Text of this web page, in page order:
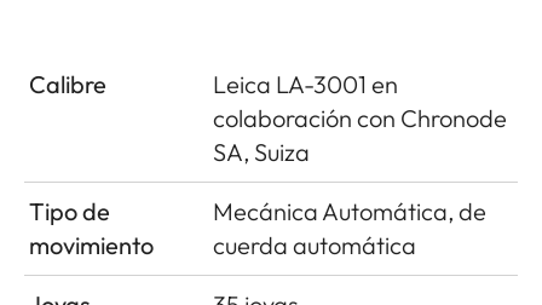
Calibre
Leica LA-3001 en
colaboración con Chronode
SA, Suiza
Tipo de
movimiento
Mecánica Automática, de
cuerda automática